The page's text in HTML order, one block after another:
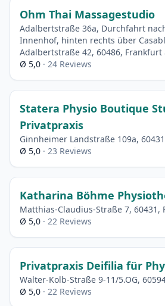
Ohm Thai Massagestudio
Adalbertstraße 36a, Durchfahrt
Innenhof, hinten rechts über
Adalbertstraße 42, 60486, Frankfurt
Ø 5,0 · 24 Reviews
Statera Physio Boutique
Privatpraxis
Ginnheimer Landstraße 109a,
Ø 5,0 · 23 Reviews
Katharina Böhme
Matthias-Claudius-Straße 7, 60431,
Ø 5,0 · 22 Reviews
Privatpraxis Deifilia für
Walter-Kolb-Straße 9-11/5.OG,
Ø 5,0 · 22 Reviews